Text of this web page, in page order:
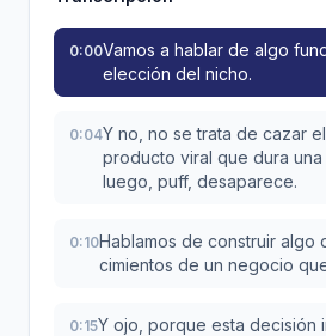
0:00Vamos a hablar de algo
elección del nicho.
0:04Y no, no se trata de cazar
producto viral que dura una
luego, puff, desaparece.
0:10Hablamos de construir algo
cimientos de un negocio
0:15Y ojo, porque esta decisión